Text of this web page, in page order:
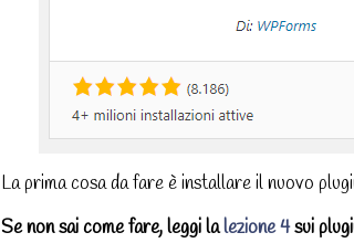
La prima cosa da fare è installare il nuovo
Se non sai come fare, leggi lalezione 4sui